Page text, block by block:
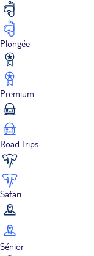
Plongée
Premium
Road Trips
Safari
Sénior